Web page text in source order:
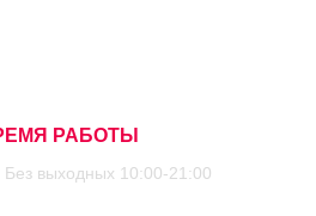
РАБОТЫ
Без выходных 10:00-21:00